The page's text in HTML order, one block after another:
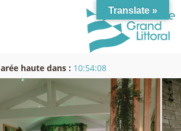
haute dans : 10:54:07
Translate »